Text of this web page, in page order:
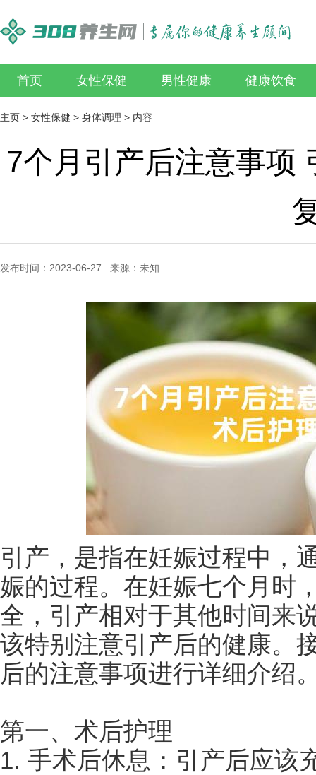
首页 女性保健 男性健康 健康饮食
主页 > 女性保健 > 身体调理 > 内容
7个月引产后注意事项
发布时间：2023-06-27 来源：未知
引产，是指在妊娠过程中，
娠的过程。在妊娠七个月时
全，引产相对于其他时间来
该特别注意引产后的健康。
后的注意事项进行详细介绍
第一、术后护理
1. 手术后休息：引产后应该